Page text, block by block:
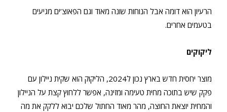
הרעיון הוא דומה אבל הנוחות שונה מאוד וגם הפאוצ’ים מגיעים
בטעמים אחרים.
ליקוקים
מוצר יחסית חדש בארץ נכון ל2024, הליקוק הוא שקית ניילון עם
פקק שיש בתוכה מחית טעימה ומזינה, אפשר ללחוץ קצת על הניילון
והמחית יוצאת החוצה, מהר מאוד החתול שלכם יבוא ללקק את מה